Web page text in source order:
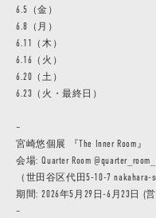
6.5（金）
6.8（月）
6.11（木）
6.16（火）
6.20（土）
6.23（火・最終日）
–
宮崎悠個展 『The Inner Room』
会場: Quarter Room
（世田谷区代田5-10-7 nakahara-
期間: 2026年5月29日-6月23日 (
–